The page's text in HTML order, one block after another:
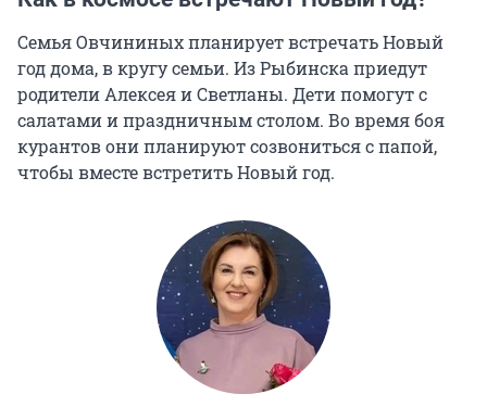
Семья Овчининых планирует встречать Новый
год дома, в кругу семьи. Из Рыбинска приедут
родители Алексея и Светланы. Дети помогут с
салатами и праздничным столом. Во время боя
курантов они планируют созвониться с папой,
чтобы вместе встретить Новый год.